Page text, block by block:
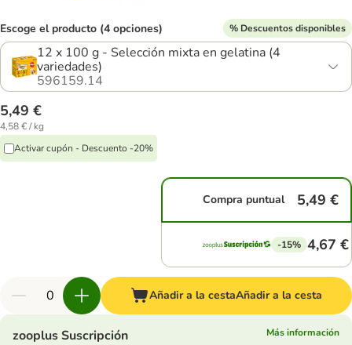
Escoge el producto (4 opciones) % Descuentos disponibles
12 x 100 g - Selección mixta en gelatina (4
variedades)
596159.14
5,49 €
4,58 € / kg
Activar cupón - Descuento -20%
Compra puntual 5,49 €
-15% 4,67 €
Añadir a la cestaAñadir a la cesta
zooplus Suscripción
Más información